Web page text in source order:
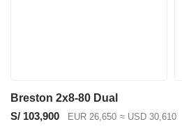
Breston 2x8-80 Dual
S/ 103,900
EUR 26,650 ≈ USD 30,610